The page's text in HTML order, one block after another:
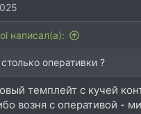
написал(а):
оперативки ?
темплейт с кучей
возня с оперативой -